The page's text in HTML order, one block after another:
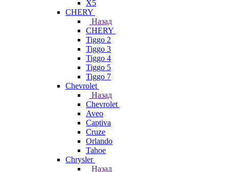
X5
CHERY
Назад
CHERY
Tiggo 2
Tiggo 3
Tiggo 4
Tiggo 5
Tiggo 7
Chevrolet
Назад
Chevrolet
Aveo
Captiva
Cruze
Orlando
Tahoe
Chrysler
Назад